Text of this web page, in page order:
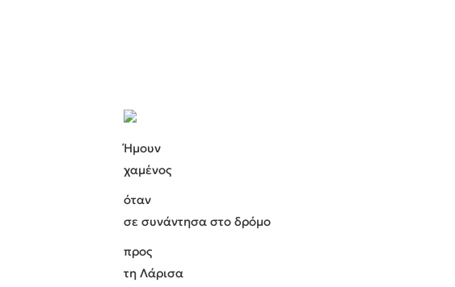
Ήμουν
χαμένος
όταν
σε συνάντησα στο δρόμο
προς
τη Λάρισα